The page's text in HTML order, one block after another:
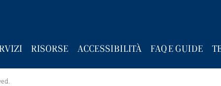
RISORSE ACCESSIBILITÀ FAQ E GUIDE